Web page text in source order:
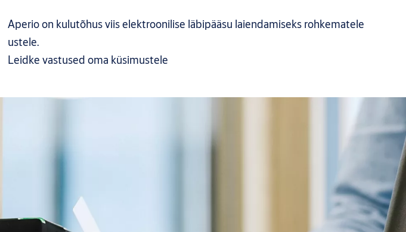
Aperio on kulutõhus viis elektroonilise läbipääsu laiendamiseks rohkematele
ustele.
Leidke vastused oma küsimustele